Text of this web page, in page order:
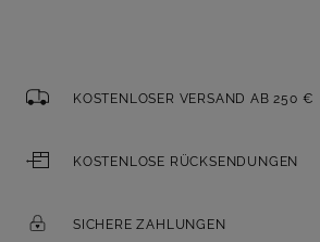
KOSTENLOSER VERSAND AB 250 €
KOSTENLOSE RÜCKSENDUNGEN
SICHERE ZAHLUNGEN